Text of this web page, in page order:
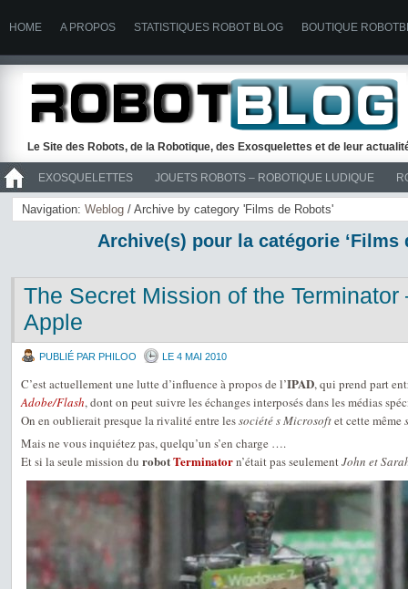
HOME A PROPOS STATISTIQUES ROBOT BLOG BOUTIQUE
Le Site des Robots, de la Robotique, des Exosquelettes et de leur
EXOSQUELETTES JOUETS ROBOTS – ROBOTIQUE LUDIQUE
>> ROBOTS
Navigation: Weblog / Archive by category 'Films de Robots'
Archive(s) pour la catégorie ‘Films
The Secret Mission of the
Apple
PUBLIÉ PAR PHILOO LE 4 MAI 2010
C’est actuellement une lutte d’influence à propos de l’IPAD, qui prend part
Adobe/Flash, dont on peut suivre les échanges interposés dans les médias
On en oublierait presque la rivalité entre lessociété s Microsoftet cette même
Mais ne vous inquiétez pas, quelqu’un s’en charge ….
Et si la seule mission du robotTerminatorn’était pas seulementJohn et